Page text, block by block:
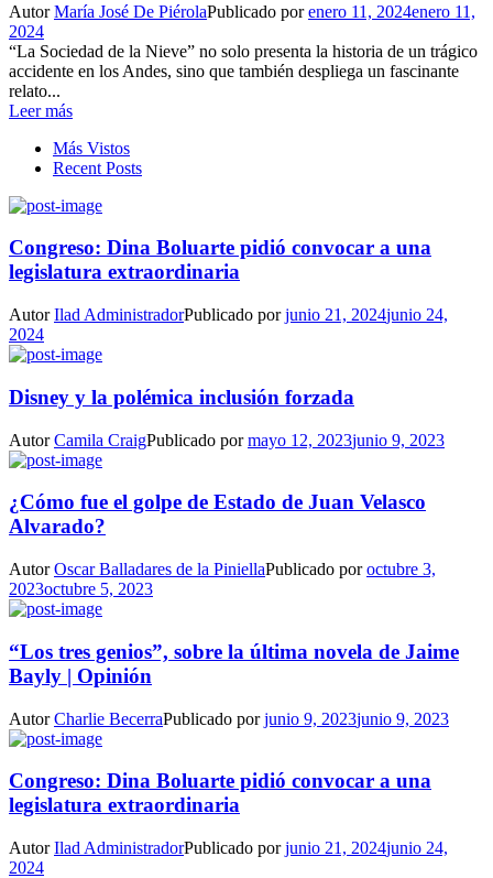
AutorMaría José De PiérolaPublicado porenero 11, 2024enero 11,
2024
“La Sociedad de la Nieve” no solo presenta la historia de un trágico
accidente en los Andes, sino que también despliega un fascinante
relato...
Leer más
Más Vistos
Recent Posts
Congreso: Dina Boluarte pidió convocar a una
legislatura extraordinaria
AutorIlad AdministradorPublicado porjunio 21, 2024junio 24,
2024
Disney y la polémica inclusión forzada
AutorCamila CraigPublicado pormayo 12, 2023junio 9, 2023
¿Cómo fue el golpe de Estado de Juan Velasco
Alvarado?
AutorOscar Balladares de la PiniellaPublicado poroctubre 3,
2023octubre 5, 2023
“Los tres genios”, sobre la última novela de Jaime
Bayly | Opinión
AutorCharlie BecerraPublicado porjunio 9, 2023junio 9, 2023
Congreso: Dina Boluarte pidió convocar a una
legislatura extraordinaria
AutorIlad AdministradorPublicado porjunio 21, 2024junio 24,
2024